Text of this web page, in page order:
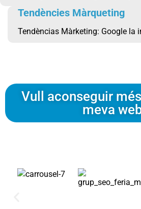
Tendències Màrqueting
Tendèncias Màrketing: Google la
Vull aconseguir
meva